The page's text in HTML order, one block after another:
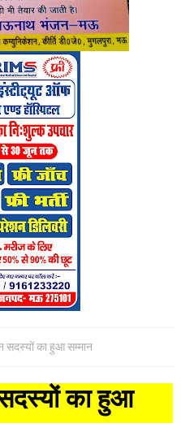
सदस्यों का हुआ सम्मान
का हुआ